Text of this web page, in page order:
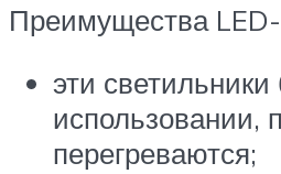
Преимущества
эти
использовании,
перегреваются;